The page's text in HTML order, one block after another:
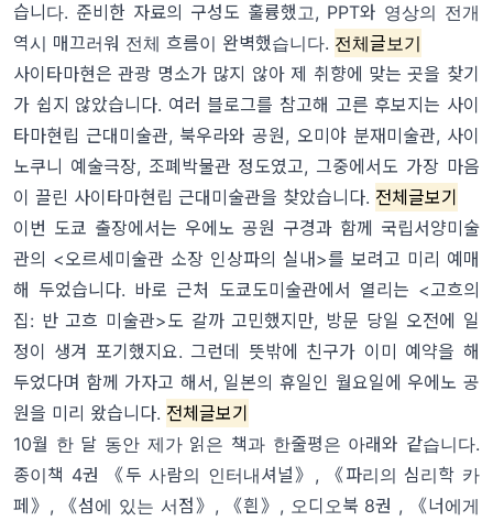
습니다. 준비한 자료의 구성도 훌륭했고, PPT와 영상의 전개
역시 매끄러워 전체 흐름이 완벽했습니다. 전체글보기
사이타마현은 관광 명소가 많지 않아 제 취향에 맞는 곳을 찾기
가 쉽지 않았습니다. 여러 블로그를 참고해 고른 후보지는 사이
타마현립 근대미술관, 북우라와 공원, 오미야 분재미술관, 사이
노쿠니 예술극장, 조폐박물관 정도였고, 그중에서도 가장 마음
이 끌린 사이타마현립 근대미술관을 찾았습니다. 전체글보기
이번 도쿄 출장에서는 우에노 공원 구경과 함께 국립서양미술
관의 <오르세미술관 소장 인상파의 실내>를 보려고 미리 예매
해 두었습니다. 바로 근처 도쿄도미술관에서 열리는 <고흐의
집: 반 고흐 미술관>도 갈까 고민했지만, 방문 당일 오전에 일
정이 생겨 포기했지요. 그런데 뜻밖에 친구가 이미 예약을 해
두었다며 함께 가자고 해서, 일본의 휴일인 월요일에 우에노 공
원을 미리 왔습니다. 전체글보기
10월 한 달 동안 제가 읽은 책과 한줄평은 아래와 같습니다.
종이책 4권 《 두 사람의 인터내셔널 》, 《 파리의 심리학 카
페 》, 《섬에 있는 서점 》, 《흰 》, 오디오북 8권 , 《너에게